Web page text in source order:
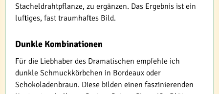
Stacheldrahtpflanze, zu ergänzen. Das Ergebnis ist ein
luftiges, fast traumhaftes Bild.
Dunkle Kombinationen
Für die Liebhaber des Dramatischen empfehle ich
dunkle Schmuckkörbchen in Bordeaux oder
Schokoladenbraun. Diese bilden einen faszinierenden